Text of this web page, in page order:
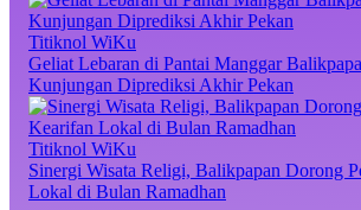
Titiknol WiKu
Geliat Lebaran di Pantai Manggar
Kunjungan Diprediksi Akhir Pekan
Titiknol WiKu
Sinergi Wisata Religi, Balikpapan Dorong
Lokal di Bulan Ramadhan